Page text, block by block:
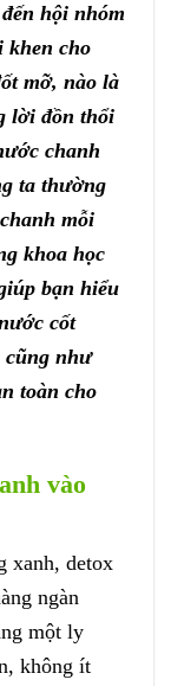
hội nhóm
khen cho
mỡ, nào là
lời đồn thổi
chanh
ta thường
mỗi
khoa học
bạn hiểu
cốt
cũng như
toàn cho
vào
xanh, detox
ngàn
một ly
không ít